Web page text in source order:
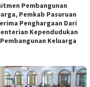
Pembangunan
Pemkab Pasuruan
Penghargaan Dari
Kependudukan
Keluarga